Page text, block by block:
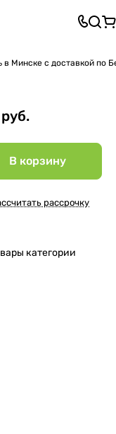
в Минске с доставкой по
В корзину
рассрочку
категории